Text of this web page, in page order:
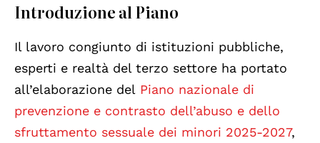
Introduzione al Piano
Il lavoro congiunto di istituzioni pubbliche,
esperti e realtà del terzo settore ha portato
all’elaborazione del Piano nazionale di
prevenzione e contrasto dell’abuso e dello
sfruttamento sessuale dei minori 2025-2027,